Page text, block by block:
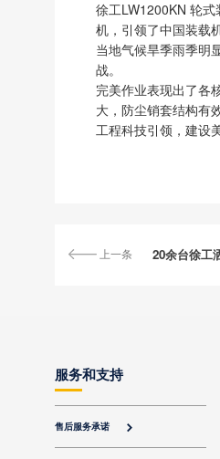
徐工LW1200KN 轮
机，引领了中国装载
当地气候旱季雨季明
战。
完美作业表现出了各
大，防尘销套结构有
工程科技引领，建设
上一条 20余台徐工
服务和支持
售后服务承诺 